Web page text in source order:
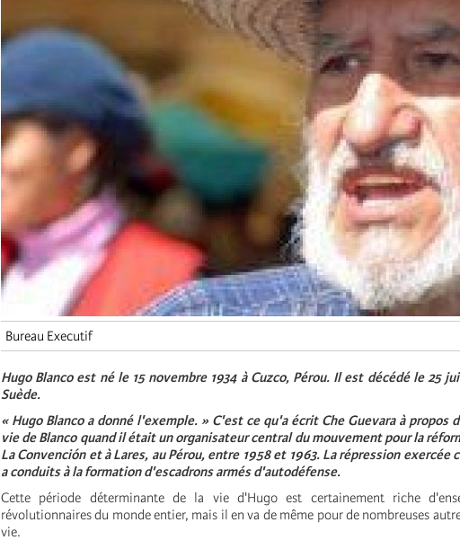
Bureau Executif
Hugo Blanco est né le 15 novembre 1934 à Cuzco, Pérou. Il est décédé le 25
Suède.
« Hugo Blanco a donné l'exemple. » C'est ce qu'a écrit Che Guevara à propos
vie de Blanco quand il était un organisateur central du mouvement pour la
La Convención et à Lares, au Pérou, entre 1958 et 1963. La répression exercée
a conduits à la formation d'escadrons armés d'autodéfense.
Cette période déterminante de la vie d'Hugo est certainement riche
révolutionnaires du monde entier, mais il en va de même pour de nombreuses
vie.